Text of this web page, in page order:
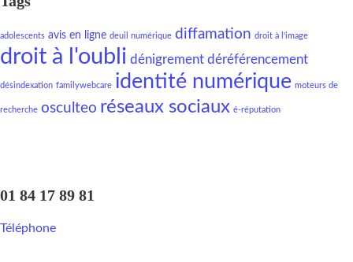
adolescents avis en ligne deuil numérique diffamation droit à l'image
droit à l'oubli dénigrement déréférencement
désindexation familywebcare identité numérique moteurs de
recherche osculteo réseaux sociaux é-réputation
01 84 17 89 81
Téléphone